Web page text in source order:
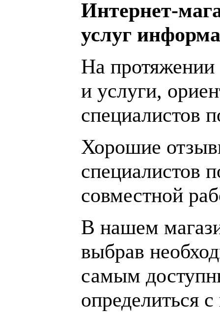
Интернет-
услуг
На протяжении
и услуги,
специалистов
Хорошие
специалистов
совместной
В нашем
выбрав
самым
определиться